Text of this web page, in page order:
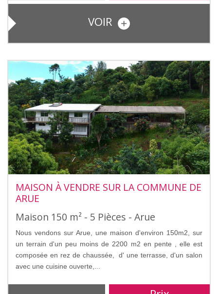
VOIR
MAISON À VENDRE SUR LA COMMUNE DE
ARUE
Maison 150 m² - 5 Pièces - Arue
Nous vendons sur Arue, une maison d'environ 150m2, sur
un terrain d'un peu moins de 2200 m2 en pente , elle est
composée en rez de chaussée, d' une terrasse, d'un salon
avec une cuisine ouverte,...